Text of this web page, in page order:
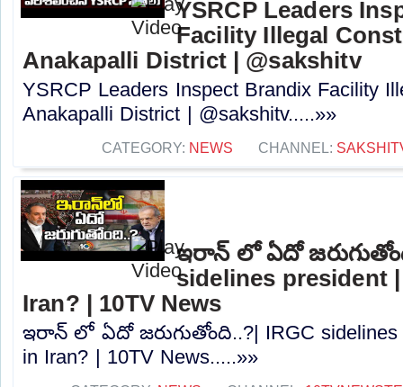
YSRCP Leaders
Facility Illegal
Anakapalli District | @sakshitv
YSRCP Leaders Inspect Brandix Facility
Anakapalli District | @sakshitv.....»»
CATEGORY: NEWS CHANNEL:
ఇరాన్ లో ఏదో
sidelines president
Iran? | 10TV News
ఇరాన్ లో ఏదో జరుగుతోంది..?| IRGC sidelines
in Iran? | 10TV News.....»»